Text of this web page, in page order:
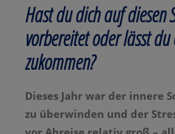
Hast du dich auf diesen
vorbereitet oder lässt
zukommen?
Dieses Jahr war der innere
zu überwinden und der